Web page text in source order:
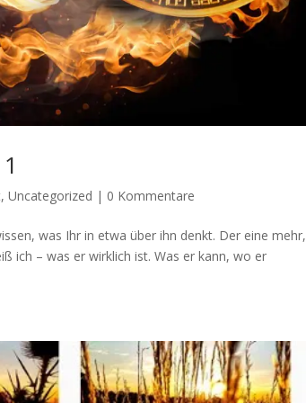
,Uncategorized | 0 Kommentare
was Ihr in etwa über ihn denkt. Der eine mehr,
ich – was er wirklich ist. Was er kann, wo er